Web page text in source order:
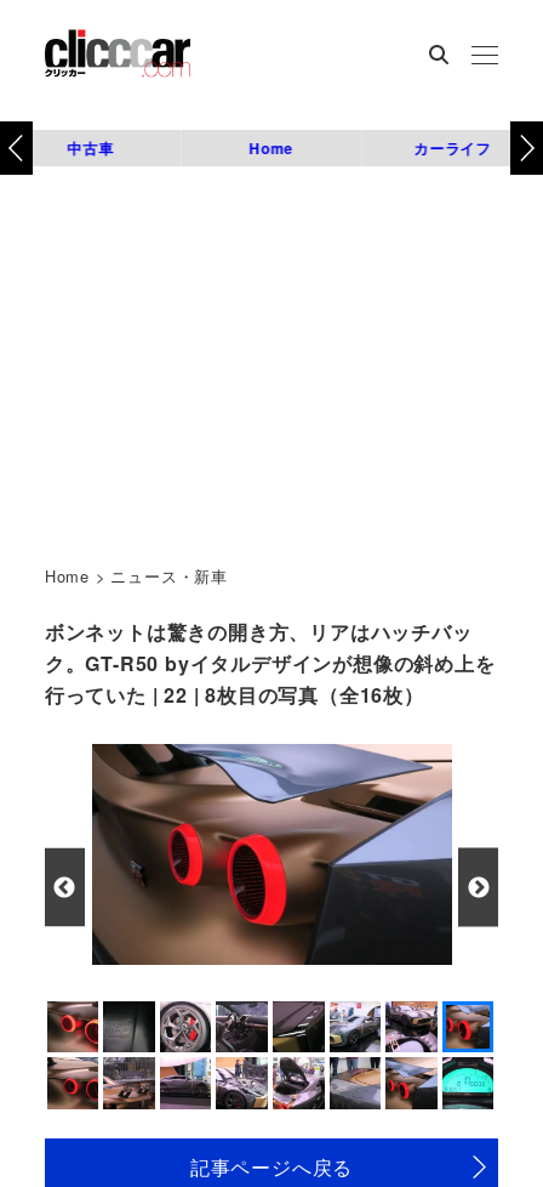
中古車 Home カーライフ
Home > ニュース・新車
ボンネットは驚きの開き方、リアはハッチバッ
ク。GT-R50 byイタルデザインが想像の斜め上を
行っていた | 22 | 8枚目の写真（全16枚）
記事ページへ戻る